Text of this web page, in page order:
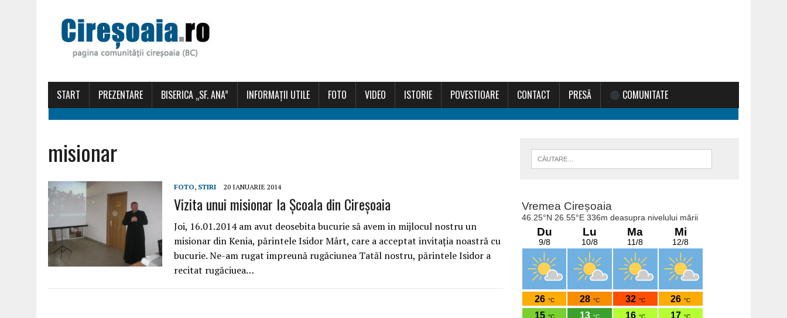
START PREZENTARE BISERICA „SF. ANA” INFORMAȚII UTILE FOTO VIDEO ISTORIE POVESTIOARE CONTACT PRESĂ COMUNITATE
misionar
FOTO, STIRI 20 IANUARIE 2014
Vizita unui misionar la Școala din Cireșoaia
Joi, 16.01.2014 am avut deosebita bucurie să avem in mijlocul nostru un
misionar din Kenia, părintele Isidor Mârt, care a acceptat invitația noastră cu
bucurie. Ne-am rugat impreună rugăciunea Tatăl nostru, părintele Isidor a
recitat rugăciuea…